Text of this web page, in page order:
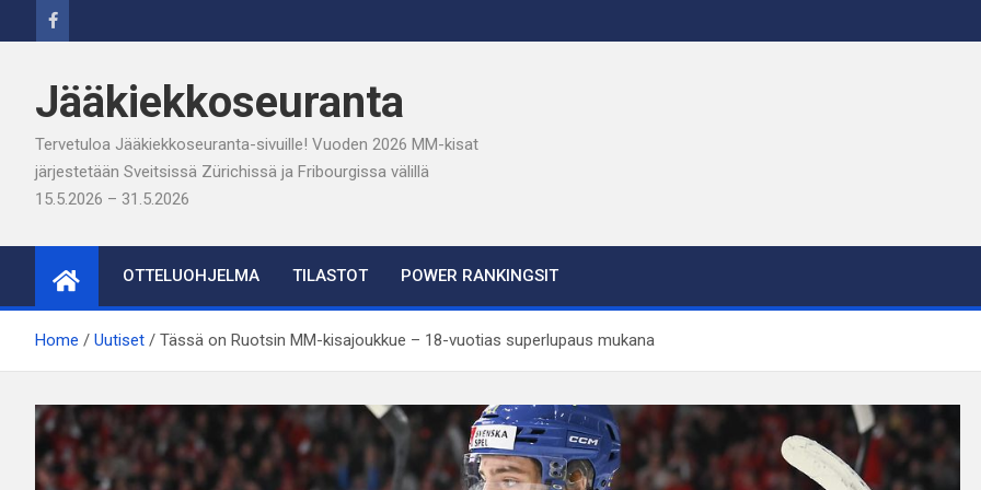
to
Jääkiekkoseuranta
Tervetuloa Jääkiekkoseuranta-sivuille! Vuoden 2026 MM-kisat
järjestetään Sveitsissä Zürichissä ja Fribourgissa välillä
15.5.2026 – 31.5.2026
OTTELUOHJELMA TILASTOT POWER RANKINGSIT
Home Uutiset Tässä on Ruotsin MM-kisajoukkue – 18-vuotias superlupaus mukana